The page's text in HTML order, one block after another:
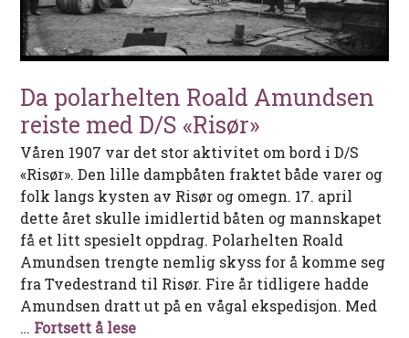
Da polarhelten Roald Amundsen
reiste med D/S «Risør»
Våren 1907 var det stor aktivitet om bord i D/S
«Risør». Den lille dampbåten fraktet både varer og
folk langs kysten av Risør og omegn. 17. april
dette året skulle imidlertid båten og mannskapet
få et litt spesielt oppdrag. Polarhelten Roald
Amundsen trengte nemlig skyss for å komme seg
fra Tvedestrand til Risør. Fire år tidligere hadde
Amundsen dratt ut på en vågal ekspedisjon. Med
… Fortsett å leseDa polarhelten Roald Amundsen